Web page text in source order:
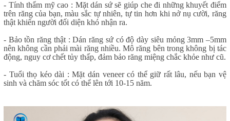
- Tính thẩm mỹ cao : Mặt dán sứ sẽ giúp che đi những khuyết điểm
trên răng của bạn, màu sắc tự nhiên, tự tin hơn khi nở nụ cười, răng
thật khiến người đối diện khó nhận ra.
- Bảo tồn răng thật : Dán răng sứ có độ dày siêu mỏng 3mm –5mm
nên không cần phải mài răng nhiều. Mô răng bên trong không bị tác
động, nguy cơ chết tủy thấp, đảm bảo răng miệng chắc khỏe như cũ.
- Tuổi thọ kéo dài : Mặt dán veneer có thể giữ rất lâu, nếu bạn vệ
sinh và chăm sóc tốt có thể lên tới 10-15 năm.